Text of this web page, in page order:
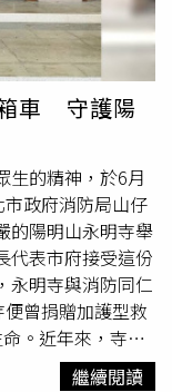
病人胸口輕輕起
後來，病人兒子紅
？」主治醫師則
的」。李政穎表
的螢幕「身為醫
有時候，我們能
留下最後一點時
留言，「醫生人性
受的遺憾」、「黑
的有遺憾」、「呼
在」、「醫學是大
最后，耳朵聽得
人去世時最後消
蔥」、「把愛留下
車 守護陽
生的精神，於6月
政府消防局山仔
的陽明山永明寺舉
代表市府接受這份
永明寺與消防同仁
曾捐贈加護型救
。近年來，寺方
當意外發生，巨大
繼續閱讀